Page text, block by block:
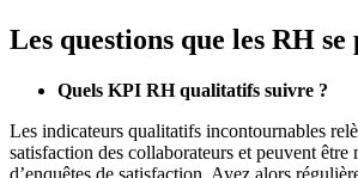
Les questions que les RH se
Quels KPI RH qualitatifs suivre ?
Les indicateurs qualitatifs incontournables
satisfaction des collaborateurs et peuvent être
d’enquêtes de satisfaction. Ayez alors